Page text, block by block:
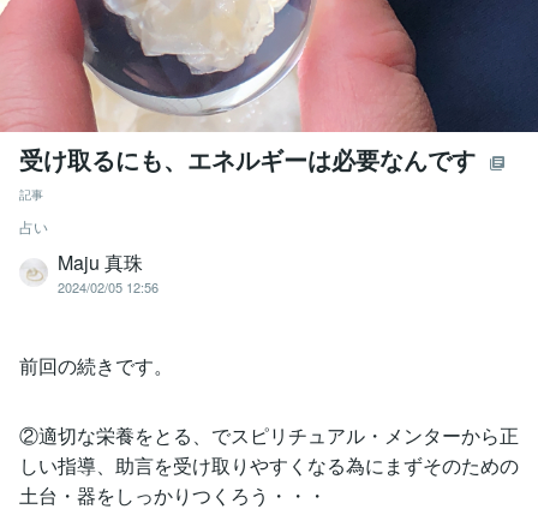
受け取るにも、エネルギーは必要なんです
記事
占い
Maju 真珠
2024/02/05 12:56
前回の続きです。
②適切な栄養をとる、でスピリチュアル・メンターから正
しい指導、助言を受け取りやすくなる為にまずそのための
土台・器をしっかりつくろう・・・